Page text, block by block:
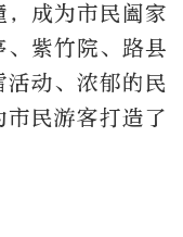
成为市民阖家
紫竹院、路县
动、浓郁的民
民游客打造了